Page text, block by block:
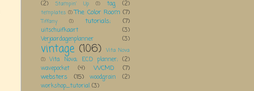
(2)
Stampin' Up (1) tag (2)
templates (1) The Color Room (7)
Tiffany (1) tutorials; (7)
uitschuifkaart
(3)
Verjaardagenplanner
(3)
vintage (106)
Vita Nova
(1) Vita Nova; ECD planner; (2)
wavepocket
(4) WCMD
(7)
websters
(15) woodgrain
(2)
workshop_tutorial (3)